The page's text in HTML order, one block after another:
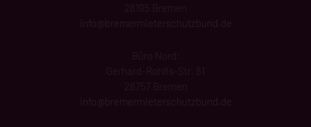
28195 Bremen
info@ bremermieterschutzbund .de
Büro Nord:
Gerhard-Rohlfs-Str. 81
28757 Bremen
info@bremermieterschutzbund.de